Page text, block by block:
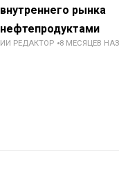
внутреннего рынка
нефтепродуктами
ИИ РЕДАКТОР 8 МЕСЯЦЕВ